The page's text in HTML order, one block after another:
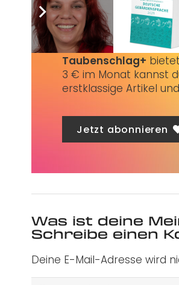
Taubenschlag+
3 € im Monat kannst
erstklassige Artikel
Jetzt abonnieren
Was ist deine
Schreibe einen
Deine E-Mail-Adresse wird